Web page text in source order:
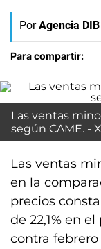
Por Agencia DIB
Para compartir:
Las ventas
según CAME. -
Las ventas
en la
precios
de 22,1% en
contra